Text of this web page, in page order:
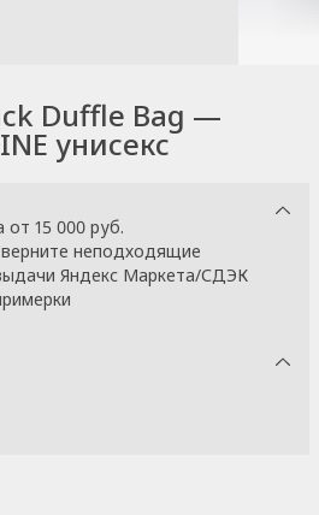
Duffle Bag —
унисекс
от 15 000 руб.
неподходящие
Яндекс Маркета/СДЭК